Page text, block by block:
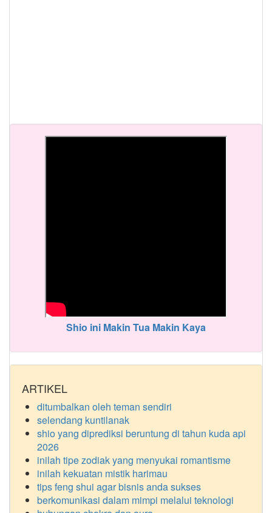
Shio ini Makin Tua Makin Kaya
ARTIKEL
ditumbalkan oleh teman sendiri
selendang kuntilanak
shio yang diprediksi beruntung di tahun kuda api
2026
inilah tipe zodiak yang menyukai romantisme
inilah kekuatan mistik harimau
tips feng shui agar bisnis anda sukses
berkomunikasi dalam mimpi melalui teknologi